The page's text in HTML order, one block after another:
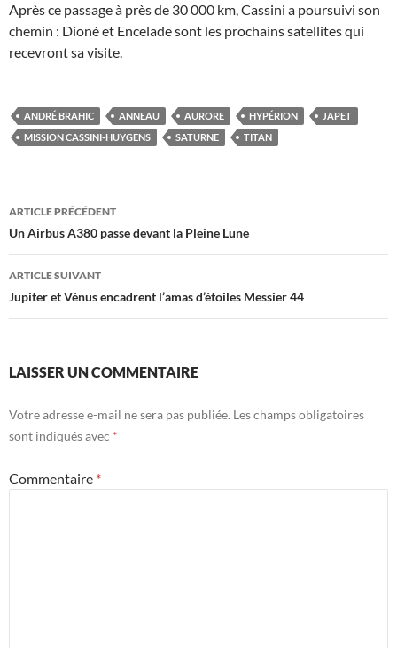
Après ce passage à près de 30 000 km, Cassini a poursuivi son
chemin : Dioné et Encelade sont les prochains satellites qui
recevront sa visite.
ANDRÉ BRAHIC ANNEAU AURORE HYPÉRION
JAPET
MISSION CASSINI-HUYGENS
SATURNE TITAN
Navigation
des
articles
ARTICLE PRÉCÉDENT
Un Airbus A380 passe devant la Pleine Lune
ARTICLE SUIVANT
Jupiter et Vénus encadrent l’amas d’étoiles Messier 44
LAISSER UN COMMENTAIRE
Votre adresse e-mail ne sera pas publiée. Les champs obligatoires
sont indiqués avec *
Commentaire *